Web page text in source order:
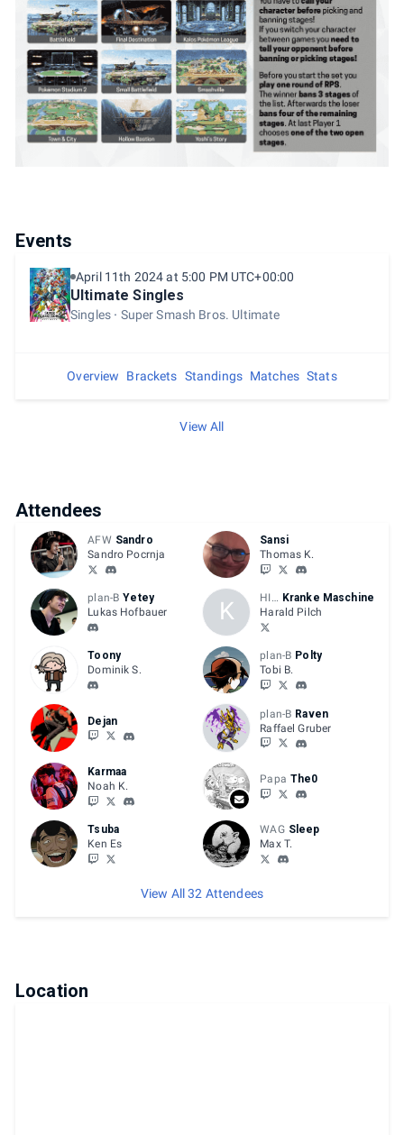
Events
April 11th 2024 at 5:00 PM UTC+00:00
Ultimate Singles
Singles Super Smash Bros. Ultimate
Overview Brackets Standings Matches Stats
View All
Attendees
AFW Sandro
Sandro Pocrnja
Sansi
Thomas K.
plan-B Yetey
Lukas Hofbauer
K HIVE Kranke Maschine
Harald Pilch
Toony
Dominik S.
plan-B Polty
Tobi B.
Dejan
plan-B Raven
Raffael Gruber
Karmaa
Noah K.
Papa The0
Tsuba
Ken Es
WAG Sleep
Max T.
View All 32 Attendees
Location